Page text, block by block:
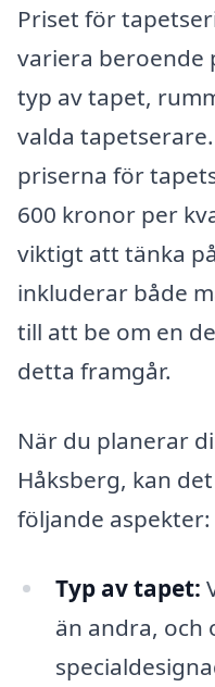
Priset för
variera beroende
typ av tapet,
valda
priserna för
600 kronor per
viktigt att tänka
inkluderar både
till att be om en
detta framgår.
När du planerar
Håksberg, kan
följande aspekter:
Typ av tapet:
än andra, och